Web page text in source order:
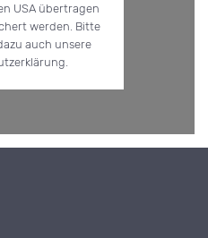
USA übertragen
werden. Bitte
auch unsere